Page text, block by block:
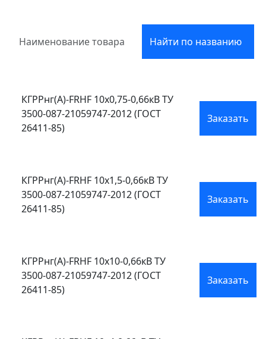
Найти по названию
КГРРнг(А)-FRHF 10х0,75-0,66кВ ТУ
3500-087-21059747-2012 (ГОСТ
26411-85)
Заказать
КГРРнг(А)-FRHF 10х1,5-0,66кВ ТУ
3500-087-21059747-2012 (ГОСТ
26411-85)
Заказать
КГРРнг(А)-FRHF 10х10-0,66кВ ТУ
3500-087-21059747-2012 (ГОСТ
26411-85)
Заказать